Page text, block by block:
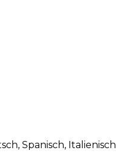
Spanisch, Italienisch